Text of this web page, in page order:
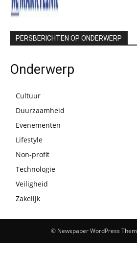
PERSBERICHTEN OP ONDERWERP
Onderwerp
Cultuur
Duurzaamheid
Evenementen
Lifestyle
Non-profit
Technologie
Veiligheid
Zakelijk
© Newspaper WordPress